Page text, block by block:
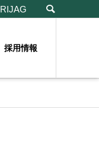
RIJAG
採用情報